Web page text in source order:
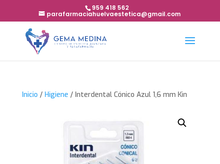
959 418 562
parafarmaciahuelvaestetica@gmail.com
Inicio / Higiene / Interdental Cónico Azul 1,6 mm Kin